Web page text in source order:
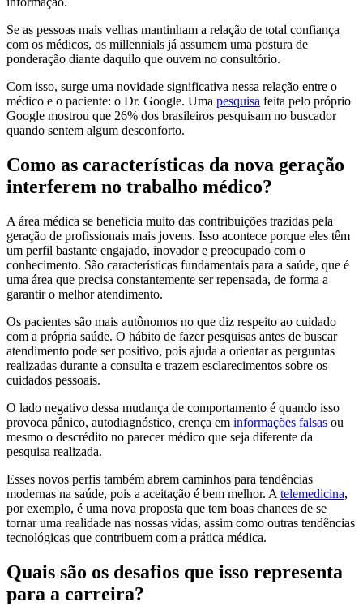
Se as pessoas mais velhas mantinham a relação de total confiança
com os médicos, os millennials já assumem uma postura de
ponderação diante daquilo que ouvem no consultório.
Com isso, surge uma novidade significativa nessa relação entre o
médico e o paciente: o Dr. Google. Uma pesquisa feita pelo próprio
Google mostrou que 26% dos brasileiros pesquisam no buscador
quando sentem algum desconforto.
Como as características da nova geração
interferem no trabalho médico?
A área médica se beneficia muito das contribuições trazidas pela
geração de profissionais mais jovens. Isso acontece porque eles têm
um perfil bastante engajado, inovador e preocupado com o
conhecimento. São características fundamentais para a saúde, que é
uma área que precisa constantemente ser repensada, de forma a
garantir o melhor atendimento.
Os pacientes são mais autônomos no que diz respeito ao cuidado
com a própria saúde. O hábito de fazer pesquisas antes de buscar
atendimento pode ser positivo, pois ajuda a orientar as perguntas
realizadas durante a consulta e trazem esclarecimentos sobre os
cuidados pessoais.
O lado negativo dessa mudança de comportamento é quando isso
provoca pânico, autodiagnóstico, crença em informações falsas ou
mesmo o descrédito no parecer médico que seja diferente da
pesquisa realizada.
Esses novos perfis também abrem caminhos para tendências
modernas na saúde, pois a aceitação é bem melhor. A telemedicina,
por exemplo, é uma nova proposta que tem boas chances de se
tornar uma realidade nas nossas vidas, assim como outras tendências
tecnológicas que contribuem com a prática médica.
Quais são os desafios que isso representa
para a carreira?